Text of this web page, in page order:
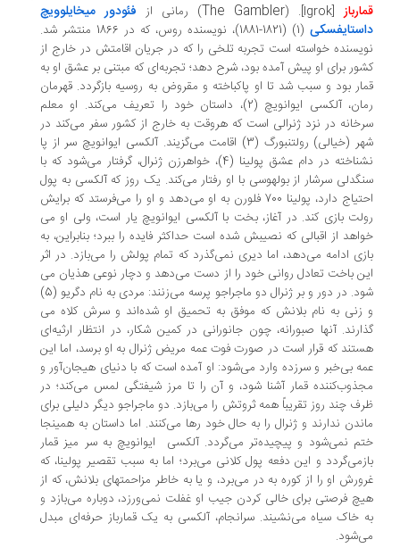
[Igrok]
. (
The Gambler ) رمانی از فئودور میخایلوویچ
(1) (1821-1881)، نویسنده روس، که در 1866 منتشر شد.
خواسته است تجربه تلخی را که در جریان اقامتش در خارج از
برای او پیش آمده بود، شرح دهد؛ تجربه‌­ای که مبتنی بر عشق او به
بود و سبب شد تا او پاک­باخته و مقروض به روسیه بازگردد. قهرمان
رمان، آلکسی ایوانویچ (2)، داستان خود را تعریف می‌­کند. او معلم
در نزد ژنرالی است که هروقت به خارج از کشور سفر می­‌کند در
خیالی (
رولتنبورگ (3) اقامت می­‌گزیند. آلکسی ایوانویچ سر از پا
نشناخته در دام عشق پولینا (4)، خواهرزن ژنرال، گرفتار می­‌شود که با
سرشار از بولهوسی با او رفتار می­‌کند. یک روز که آلکسی به پول
احتیاج دارد، پولینا 700 فلورن به او می­‌دهد و او را می­‌فرستد که برایش
بازی کند. در آغاز، بخت با آلکسی ایوانویچ یار است، ولی او می­‌
از اقبالی که نصیبش شده است حداکثر فایده را ببرد؛ بنابراین، به
ادامه می‌­دهد، اما دیری نمی­‌گذرد که تمام پولش را می‌­بازد. در اثر
باخت تعادل روانی خود را از دست می‌­دهد و دچار نوعی هذیان می­‌
شود. در دور و بر ژنرال دو ماجراجو پرسه می­‌زنند: مردی به نام دگریو (5)
زنی به نام بلانش که موفق به تحمیق او شده­‌اند و سرش کلاه می­‌
آنها صبورانه، چون جانورانی در کمین شکار، در انتظار ارثیه‌­ای
که قرار است در صورت فوت عمه مریض ژنرال به او برسد، اما این
بی­‌خبر و سرزده وارد می‌­شود: او آمده است که با دنیای هیجان‌­آور و
قمار آشنا شود، و آن را تا مرز شیفتگی لمس می­‌کند؛ در
چند روز تقریباً همه ثروتش را می­‌بازد. دو ماجراجو دیگر دلیلی برای
ندارند و ژنرال را به حال خود رها می­‌کنند. اما داستان به همین­جا
نمی­‌شود و پیچیده‌­تر می‌­گردد. آلکسی ایوانویچ به سر میز قمار
و این دفعه پول کلانی می­‌برد؛ اما به سبب تقصیر پولینا، که
او را از کوره به در می‌­برد، و یا به خاطر مزاحمتهای بلانش، که از
فرصتی برای خالی کردن جیب او غفلت نمی‌­ورزد، دوباره می­‌بازد و
خاک سیاه می‌­نشیند. سرانجام، آلکسی به یک قمارباز حرفه‌­ای مبدل